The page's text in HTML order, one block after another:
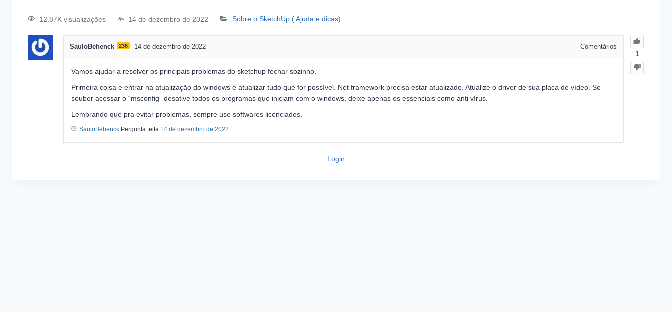
12.87K visualizações 14 de dezembro de 2022 Sobre o SketchUp ( Ajuda e dicas)
1
SauloBehenck 236 14 de dezembro de 2022 Comentários
Vamos ajudar a resolver os principais problemas do sketchup fechar sozinho.
Primeira coisa e entrar na atualização do windows e atualizar tudo que for possível. Net framework precisa estar atualizado. Atualize o driver de sua placa de vídeo. Se
souber acessar o “msconfig” desative todos os programas que iniciam com o windows, deixe apenas os essenciais como anti vírus.
Lembrando que pra evitar problemas, sempre use softwares licenciados.
SauloBehenck Pergunta feita 14 de dezembro de 2022
Login